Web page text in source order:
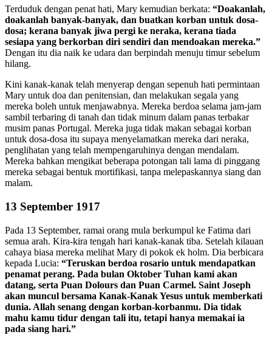
Terduduk dengan penat hati, Mary kemudian berkata: “Doakanlah,
doakanlah banyak-banyak, dan buatkan korban untuk dosa-
dosa; kerana banyak jiwa pergi ke neraka, kerana tiada
sesiapa yang berkorban diri sendiri dan mendoakan mereka.”
Dengan itu dia naik ke udara dan berpindah menuju timur sebelum
hilang.
Kini kanak-kanak telah menyerap dengan sepenuh hati permintaan
Mary untuk doa dan penitensian, dan melakukan segala yang
mereka boleh untuk menjawabnya. Mereka berdoa selama jam-jam
sambil terbaring di tanah dan tidak minum dalam panas terbakar
musim panas Portugal. Mereka juga tidak makan sebagai korban
untuk dosa-dosa itu supaya menyelamatkan mereka dari neraka,
penglihatan yang telah mempengaruhinya dengan mendalam.
Mereka bahkan mengikat beberapa potongan tali lama di pinggang
mereka sebagai bentuk mortifikasi, tanpa melepaskannya siang dan
malam.
13 September 1917
Pada 13 September, ramai orang mula berkumpul ke Fatima dari
semua arah. Kira-kira tengah hari kanak-kanak tiba. Setelah kilauan
cahaya biasa mereka melihat Mary di pokok ek holm. Dia berbicara
kepada Lucia: “Teruskan berdoa rosario untuk mendapatkan
penamat perang. Pada bulan Oktober Tuhan kami akan
datang, serta Puan Dolours dan Puan Carmel. Saint Joseph
akan muncul bersama Kanak-Kanak Yesus untuk memberkati
dunia. Allah senang dengan korban-korbanmu. Dia tidak
mahu kamu tidur dengan tali itu, tetapi hanya memakai ia
pada siang hari.”